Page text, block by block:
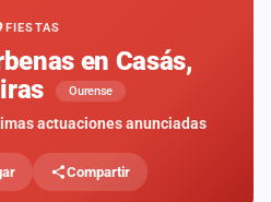
FIESTAS
en Casás,
Ourense
actuaciones anunciadas
Compartir